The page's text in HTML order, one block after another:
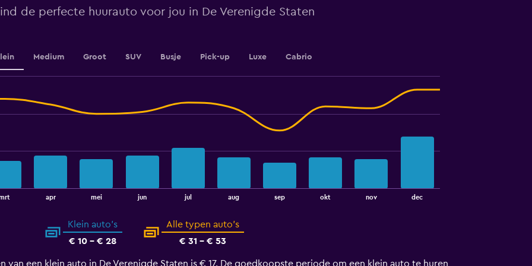
0
de perfecte huurauto voor jou in De Verenigde Staten
Medium Groot SUV Busje Pick-up Luxe Cabrio
apr mei jun jul aug sep okt nov dec
Klein auto's
€ 10 - € 28
Alle typen auto's
€ 31 - € 53
van een klein auto in De Verenigde Staten is € 17. De goedkoopste periode om een klein auto te huren